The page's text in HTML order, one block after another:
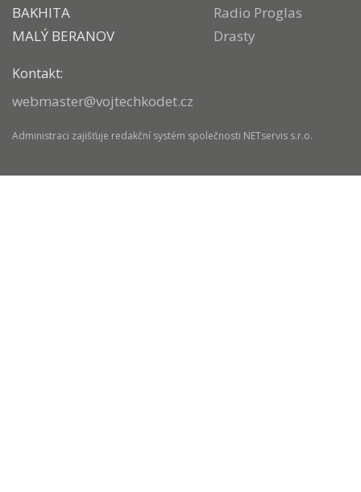
BAKHITA
MALÝ BERANOV
Radio Proglas
Drasty
Kontakt:
webmaster@vojtechkodet.cz
Administraci zajišťuje redakční systém společnosti NETservis s.r.o.